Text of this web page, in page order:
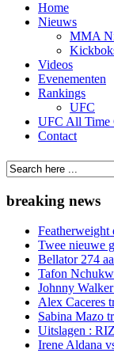
Home
Nieuws
MMA
Videos
Evenementen
Rankings
UFC
UFC All Time
Contact
breaking news
Featherweight
Twee nieuwe
Bellator 274
Tafon
Johnny
Alex Caceres
Sabina Mazo
Uitslagen :
Irene Aldana